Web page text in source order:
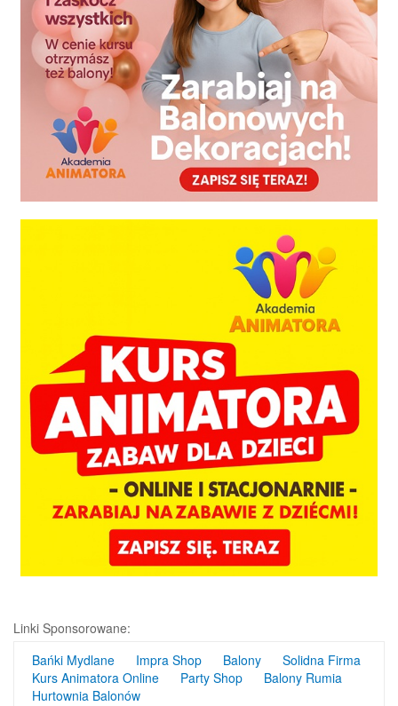
Linki Sponsorowane:
Bańki Mydlane
Impra Shop Balony
Solidna Firma
Kurs Animatora Online
Party Shop
Balony Rumia
Hurtownia Balonów